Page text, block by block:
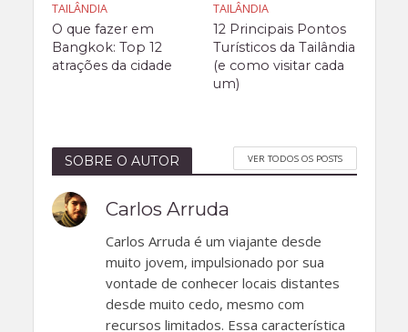
TAILÂNDIA
O que fazer em
Bangkok: Top 12
atrações da cidade
TAILÂNDIA
12 Principais Pontos
Turísticos da Tailândia
(e como visitar cada
um)
SOBRE O AUTOR VER TODOS OS POSTS
Carlos Arruda
Carlos Arruda é um viajante desde
muito jovem, impulsionado por sua
vontade de conhecer locais distantes
desde muito cedo, mesmo com
recursos limitados. Essa característica